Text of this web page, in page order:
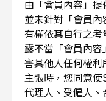
由「會員內容」
並未針對「會員
有權依其自行之
露不當「會員內
害其他人任何權
主張時，您同意使
代理人、受僱人、